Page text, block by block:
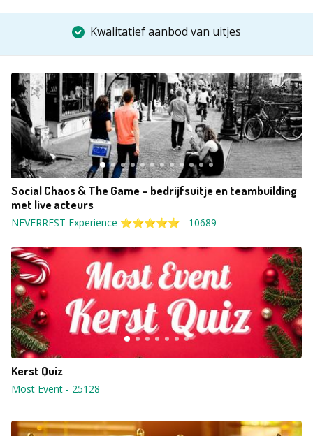
Kwalitatief aanbod van uitjes
Social Chaos & The Game – bedrijfsuitje en teambuilding
met live acteurs
NEVERREST Experience ⭐⭐⭐⭐⭐ - 10689
Kerst Quiz
Most Event - 25128